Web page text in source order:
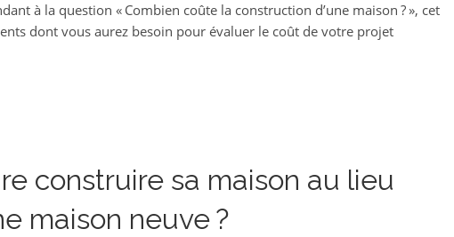
à la question « Combien coûte la construction d’une maison ? », cet
dont vous aurez besoin pour évaluer le coût de votre projet
construire sa maison au lieu
maison neuve ?